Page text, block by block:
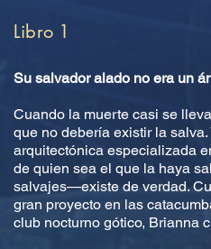
Libro 1
Su salvador alado no era un
Cuando la muerte casi se
que no debería existir la
arquitectónica especializada
de quien sea el que la haya
salvajes—existe de verdad.
gran proyecto en las
club nocturno gótico, Brianna